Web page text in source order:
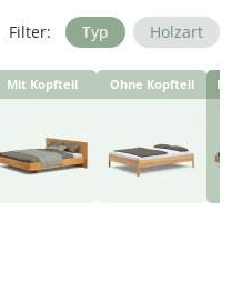
Filter: Typ Holzart
Mit Kopfteil Ohne Kopfteil